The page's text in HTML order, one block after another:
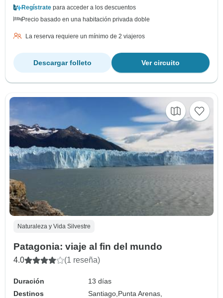
Regístrate para acceder a los descuentos
Precio basado en una habitación privada doble
La reserva requiere un mínimo de 2 viajeros
Ver circuito
Descargar folleto
Naturaleza y Vida Silvestre
Patagonia: viaje al fin del mundo
4.0 (1 reseña)
Duración
13 días
Destinos
Santiago, Punta Arenas,